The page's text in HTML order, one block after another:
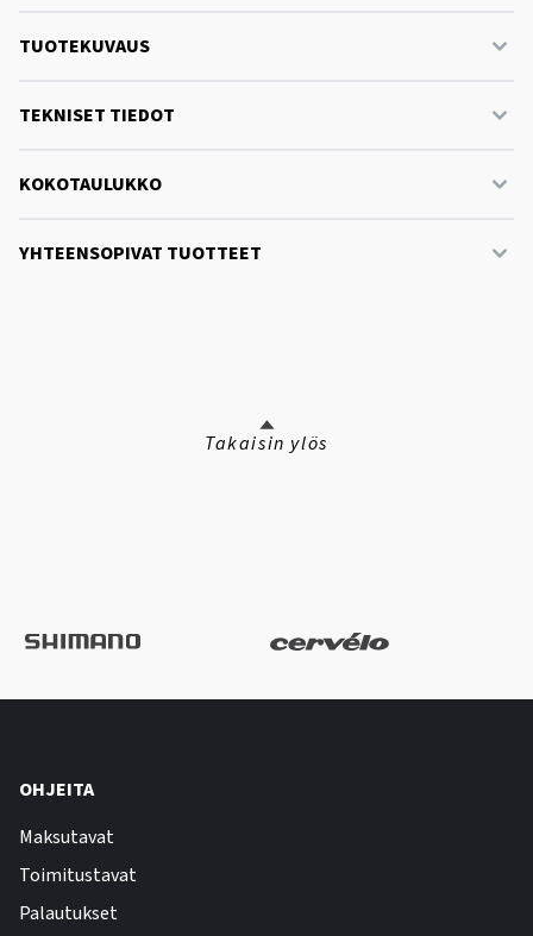
TUOTEKUVAUS
TEKNISET TIEDOT
KOKOTAULUKKO
YHTEENSOPIVAT TUOTTEET
Takaisin ylös
OHJEITA
Maksutavat
Toimitustavat
Palautukset